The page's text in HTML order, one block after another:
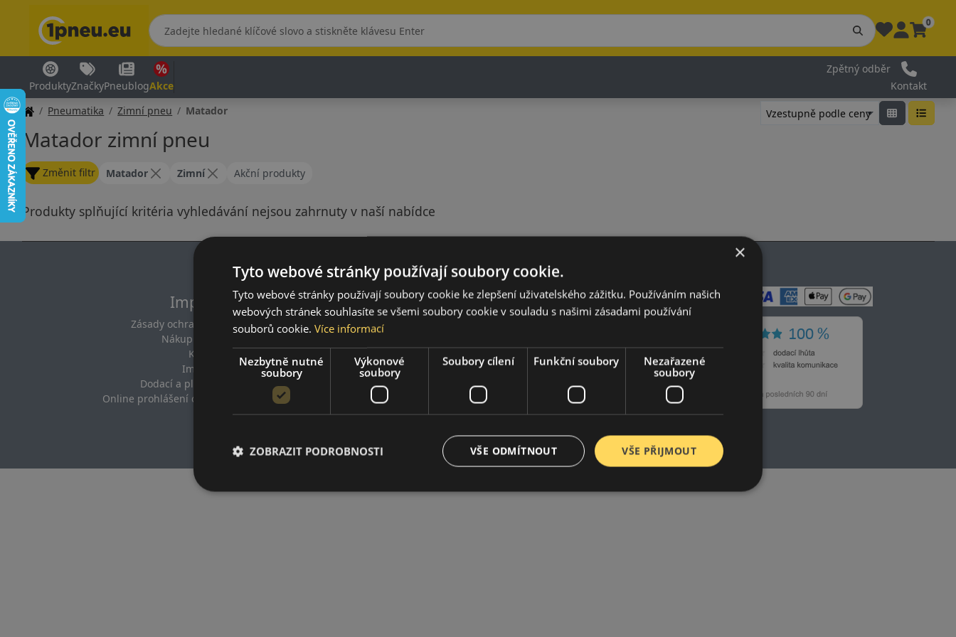
0
ProduktyZnačkyPneublogAkce
Zpětný odběr
Kontakt
Pneumatika
Zimní pneu Matador
Matador zimní pneu
Změnit filtr Matador Zimní Akční produkty
Produkty splňující kritéria vyhledávání nejsou zahrnuty v naší nabídce
Impresum
Zásady ochrany osobních údajů
Nákupní podmínky
Kontakt
Impresum
Dodací a platební podmínky
Online prohlášení o odstoupení od smlouvy
×
Tyto webové stránky používají soubory cookie.
Tyto webové stránky používají soubory cookie ke zlepšení uživatelského zážitku. Používáním našich
webových stránek souhlasíte se všemi soubory cookie v souladu s našimi zásadami používání
souborů cookie. Více informací
Nezbytně nutné
soubory
Výkonové
soubory
Soubory cílení Funkční soubory
Nezařazené
soubory
VŠE PŘIJMOUT
VŠE ODMÍTNOUT
ZOBRAZIT PODROBNOSTI